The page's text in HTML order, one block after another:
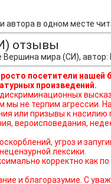
автора в одном месте
отзывы
Вершина мира (СИ),
посетители нашей
произведений.
Мы защищаем право наших читателей
мы не терпим агрессии.
или призывы к
вероисповедания,
угроз и
лексики.
корректно как
и благоразумие. С